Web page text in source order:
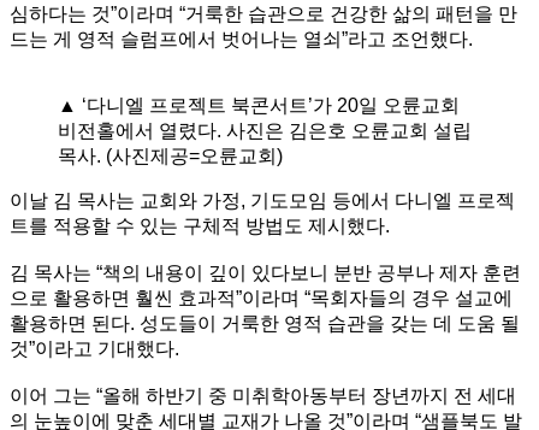
심하다는 것”이라며 “거룩한 습관으로 건강한 삶의 패턴을 만
드는 게 영적 슬럼프에서 벗어나는 열쇠”라고 조언했다.
▲ ‘다니엘 프로젝트 북콘서트’가 20일 오륜교회
비전홀에서 열렸다. 사진은 김은호 오륜교회 설립
목사. (사진제공=오륜교회)
이날 김 목사는 교회와 가정, 기도모임 등에서 다니엘 프로젝
트를 적용할 수 있는 구체적 방법도 제시했다.
김 목사는 “책의 내용이 깊이 있다보니 분반 공부나 제자 훈련
으로 활용하면 훨씬 효과적”이라며 “목회자들의 경우 설교에
활용하면 된다. 성도들이 거룩한 영적 습관을 갖는 데 도움 될
것”이라고 기대했다.
이어 그는 “올해 하반기 중 미취학아동부터 장년까지 전 세대
의 눈높이에 맞춘 세대별 교재가 나올 것”이라며 “샘플북도 발